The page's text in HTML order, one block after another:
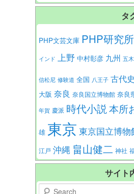
タ
PHP文芸文庫 PHP研究所
インド 上野 中村彰彦 九州 五
信松尼 修験道 全国 八王子 古代史
大阪 奈良 奈良国立博物館 奈良
年賀 慶派 時代小説 本所
雄 東京 東京国立博物
江戸 沖縄 畠山健二 神社
サイト
Search